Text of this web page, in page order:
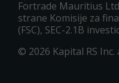
Fortrade Mauritius
strane Komisije za
(FSC), SEC-2.1B
© 2026 Kapital RS Inc.